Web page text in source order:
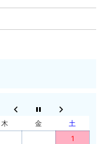
木 金
土
1